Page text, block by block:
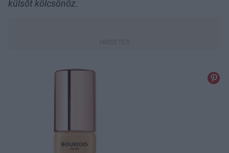
külsőt kölcsönöz.